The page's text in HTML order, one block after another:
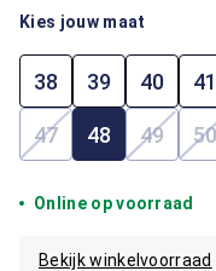
Kies jouw maat
38 39 40 41
47(Deze optie is
48 49(Deze50
Online op voorraad
Bekijk winkelvoorraad